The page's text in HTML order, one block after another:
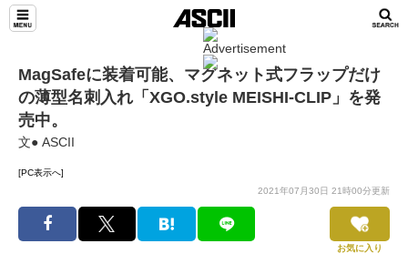
MagSafeに装着可能、マグネット式フラップだけ
の薄型名刺入れ「XGO.style MEISHI-CLIP」を発
売中。
文● ASCII
[PC表示へ]
2021年07月30日 21時00分更新
お気に入り